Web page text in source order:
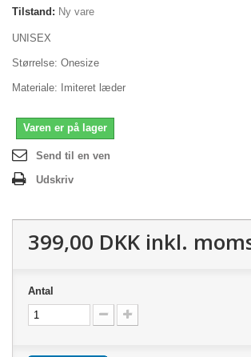
Tilstand: Ny vare
UNISEX
Størrelse: Onesize
Materiale: Imiteret læder
Varen er på lager
Send til en ven
Udskriv
399,00 DKK inkl.
Antal